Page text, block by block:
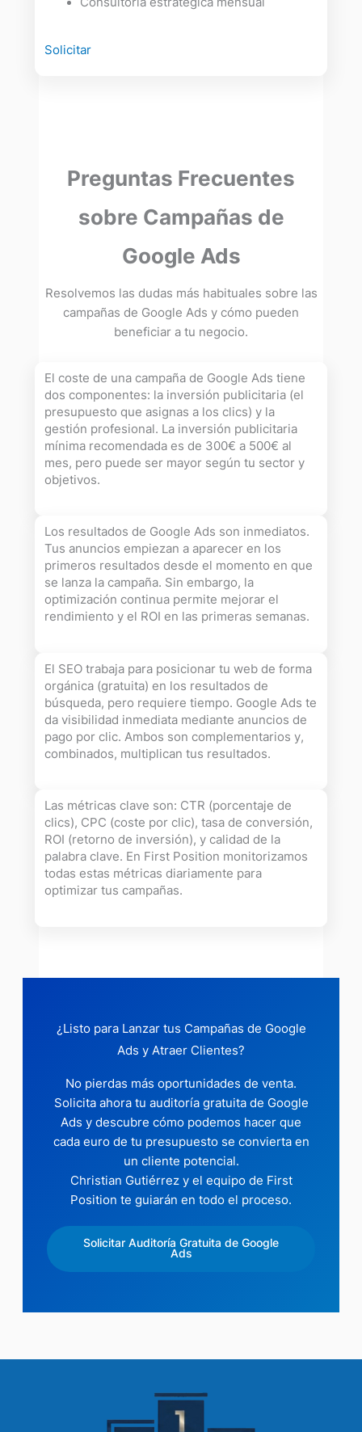
Solicitar
Preguntas Frecuentes
sobre Campañas de
Google Ads
Resolvemos las dudas más habituales sobre las
campañas de Google Ads y cómo pueden
beneficiar a tu negocio.
El coste de una campaña de Google Ads tiene
dos componentes: la inversión publicitaria (el
presupuesto que asignas a los clics) y la
gestión profesional. La inversión publicitaria
mínima recomendada es de 300€ a 500€ al
mes, pero puede ser mayor según tu sector y
objetivos.
Los resultados de Google Ads son inmediatos.
Tus anuncios empiezan a aparecer en los
primeros resultados desde el momento en que
se lanza la campaña. Sin embargo, la
optimización continua permite mejorar el
rendimiento y el ROI en las primeras semanas.
El SEO trabaja para posicionar tu web de forma
orgánica (gratuita) en los resultados de
búsqueda, pero requiere tiempo. Google Ads te
da visibilidad inmediata mediante anuncios de
pago por clic. Ambos son complementarios y,
combinados, multiplican tus resultados.
Las métricas clave son: CTR (porcentaje de
clics), CPC (coste por clic), tasa de conversión,
ROI (retorno de inversión), y calidad de la
palabra clave. En First Position monitorizamos
todas estas métricas diariamente para
optimizar tus campañas.
¿Listo para Lanzar tus Campañas de Google
Ads y Atraer Clientes?
No pierdas más oportunidades de venta.
Solicita ahora tu auditoría gratuita de Google
Ads y descubre cómo podemos hacer que
cada euro de tu presupuesto se convierta en
un cliente potencial.
Christian Gutiérrez y el equipo de First
Position te guiarán en todo el proceso.
Solicitar Auditoría Gratuita de Google
Ads